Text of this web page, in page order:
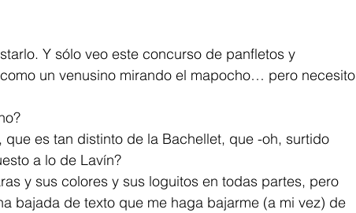
Y sólo veo este concurso de panfletos y
un venusino mirando el mapocho… pero necesito
que es tan distinto de la Bachellet, que -oh, surtido
a lo de Lavín?
y sus colores y sus loguitos en todas partes, pero
bajada de texto que me haga bajarme (a mi vez) de